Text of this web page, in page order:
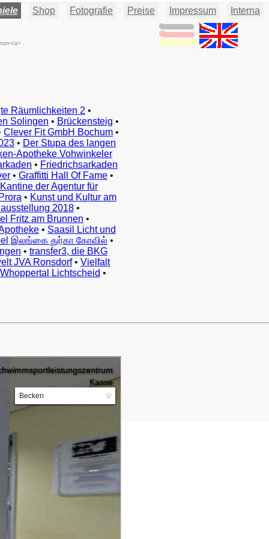
Shop Fotografie Preise Impressum Interna
a>
Räumlichkeiten 2 •
Solingen • Brückensteig •
Clever Fit GmbH Bochum •
• Der Stupa des langen
Apotheke Vohwinkeler
• Friedrichsarkaden
• Graffitti Hall Of Fame •
Kantine der Agentur für
• Kunst und Kultur am
2018 •
Fritz am Brunnen •
• Saasil Licht und
இலங்கை துர்கா கோவில் •
• transfer3, die BKG
JVA Ronsdorf• Vielfalt
Whoppertal Lichtscheid •